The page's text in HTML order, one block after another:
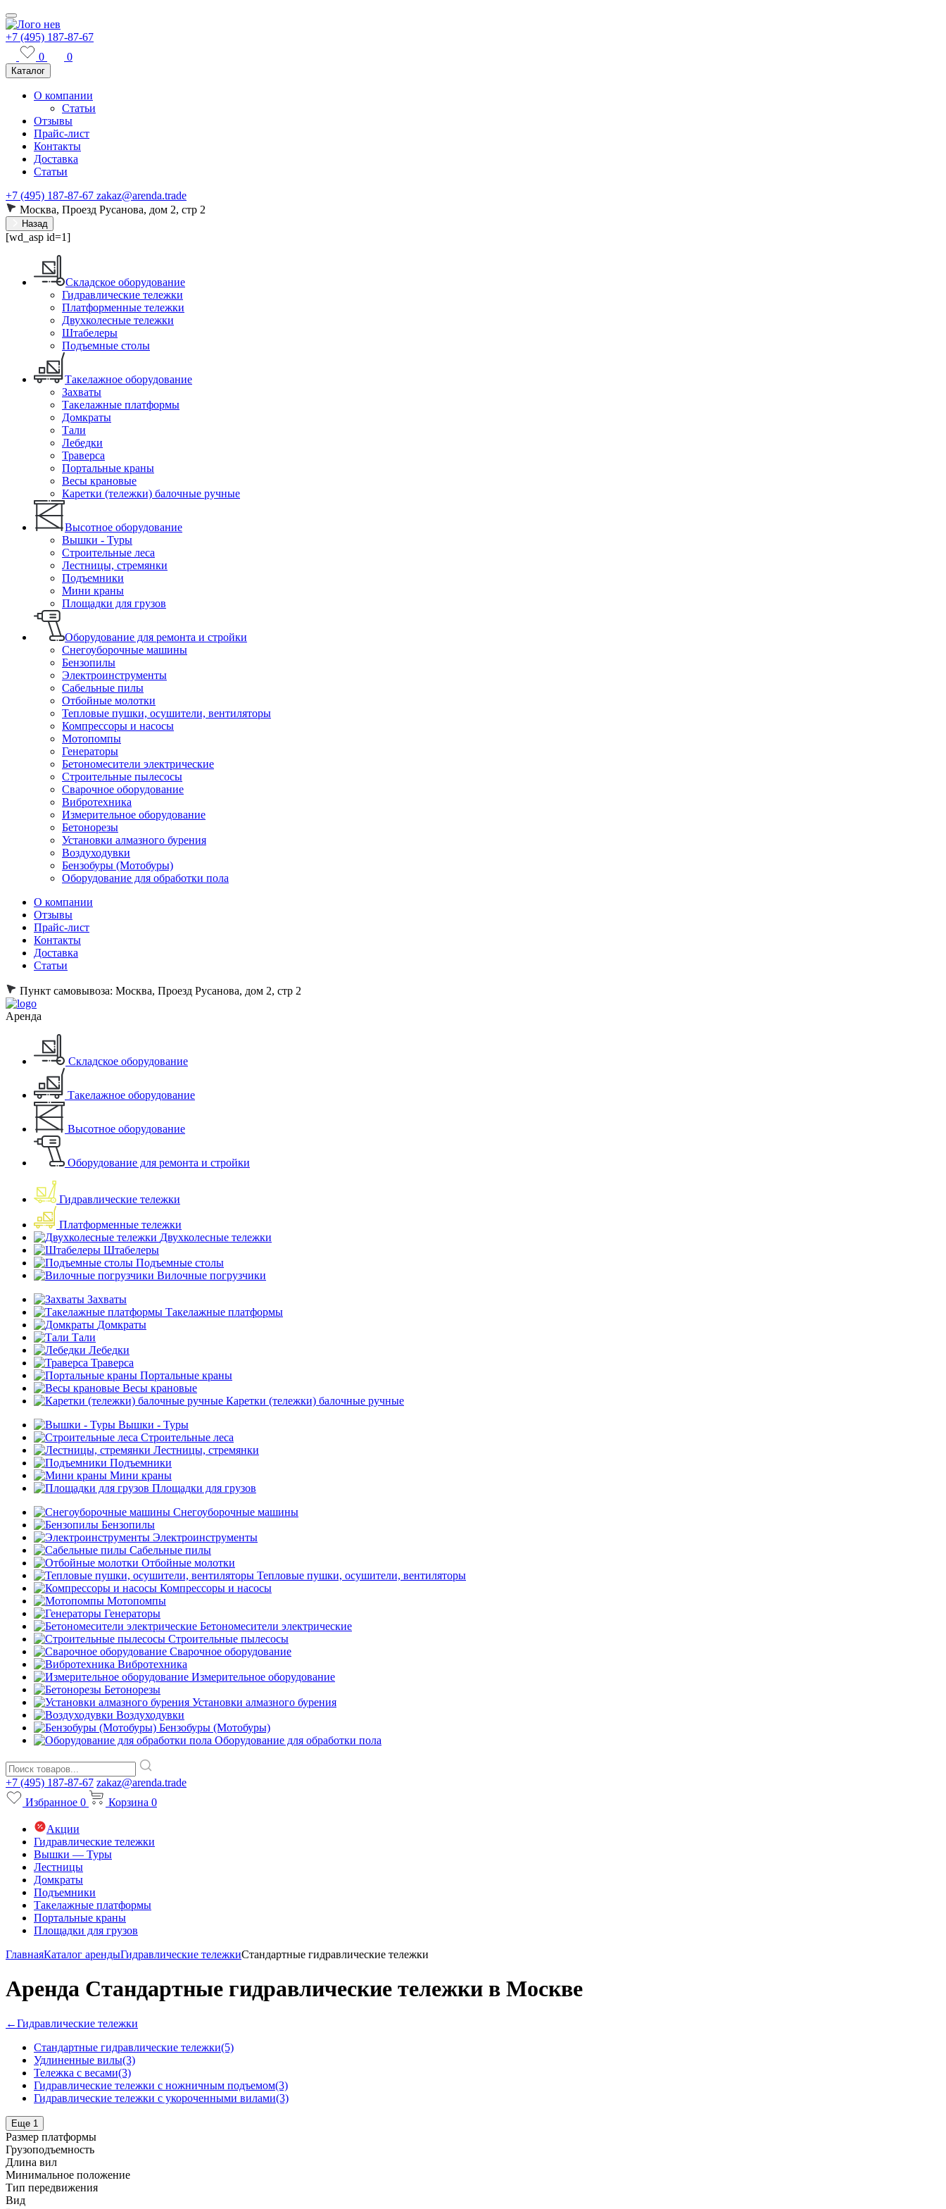
+7 (495) 187-87-67
0
0
Каталог
О компании
Статьи
Отзывы
Прайс-лист
Контакты
Доставка
Статьи
+7 (495) 187-87-67 zakaz@arenda.trade
Москва, Проезд Русанова, дом 2, стр 2
Назад
[wd_asp id=1]
Складское оборудование
Гидравлические тележки
Платформенные тележки
Двухколесные тележки
Штабелеры
Подъемные столы
Такелажное оборудование
Захваты
Такелажные платформы
Домкраты
Тали
Лебедки
Траверса
Портальные краны
Весы крановые
Каретки (тележки) балочные ручные
Высотное оборудование
Вышки - Туры
Строительные леса
Лестницы, стремянки
Подъемники
Мини краны
Площадки для грузов
Оборудование для ремонта и стройки
Снегоуборочные машины
Бензопилы
Электроинструменты
Сабельные пилы
Отбойные молотки
Тепловые пушки, осушители, вентиляторы
Компрессоры и насосы
Мотопомпы
Генераторы
Бетономесители электрические
Строительные пылесосы
Сварочное оборудование
Вибротехника
Измерительное оборудование
Бетонорезы
Установки алмазного бурения
Воздуходувки
Бензобуры (Мотобуры)
Оборудование для обработки пола
О компании
Отзывы
Прайс-лист
Контакты
Доставка
Статьи
Пункт самовывоза: Москва, Проезд Русанова, дом 2, стр 2
Аренда
Складское оборудование
Такелажное оборудование
Высотное оборудование
Оборудование для ремонта и стройки
Гидравлические тележки
Платформенные тележки
Двухколесные тележки
Штабелеры
Подъемные столы
Вилочные погрузчики
Захваты
Такелажные платформы
Домкраты
Тали
Лебедки
Траверса
Портальные краны
Весы крановые
Каретки (тележки) балочные ручные
Вышки - Туры
Строительные леса
Лестницы, стремянки
Подъемники
Мини краны
Площадки для грузов
Снегоуборочные машины
Бензопилы
Электроинструменты
Сабельные пилы
Отбойные молотки
Тепловые пушки, осушители, вентиляторы
Компрессоры и насосы
Мотопомпы
Генераторы
Бетономесители электрические
Строительные пылесосы
Сварочное оборудование
Вибротехника
Измерительное оборудование
Бетонорезы
Установки алмазного бурения
Воздуходувки
Бензобуры (Мотобуры)
Оборудование для обработки пола
+7 (495) 187-87-67 zakaz@arenda.trade
Избранное 0 Корзина 0
Акции
Гидравлические тележки
Вышки — Туры
Лестницы
Домкраты
Подъемники
Такелажные платформы
Портальные краны
Площадки для грузов
ГлавнаяКаталог арендыГидравлические тележкиСтандартные гидравлические тележки
Аренда Стандартные гидравлические тележки в Москве
←Гидравлические тележки
Стандартные гидравлические тележки(5)
Удлиненные вилы(3)
Тележка с весами(3)
Гидравлические тележки с ножничным подъемом(3)
Гидравлические тележки с укороченными вилами(3)
Еще 1
Размер платформы
Грузоподъемность
Длина вил
Минимальное положение
Тип передвижения
Вид